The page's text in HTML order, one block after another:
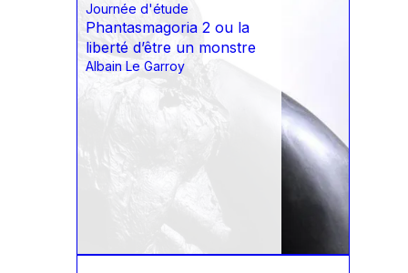
Journée d'étude
Phantasmagoria 2 ou la
liberté d’être un monstre
Albain Le Garroy